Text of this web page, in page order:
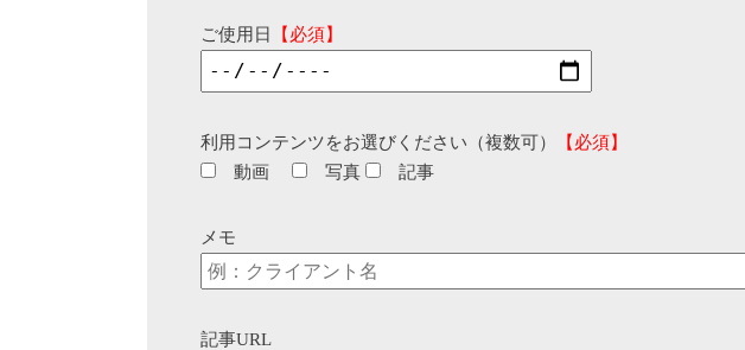
ご使用日 【必須】
利用コンテンツをお選びください（複数可）
【必須】
動画
写真 記事
メモ
記事URL